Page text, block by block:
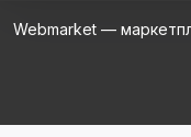
Webmarket —